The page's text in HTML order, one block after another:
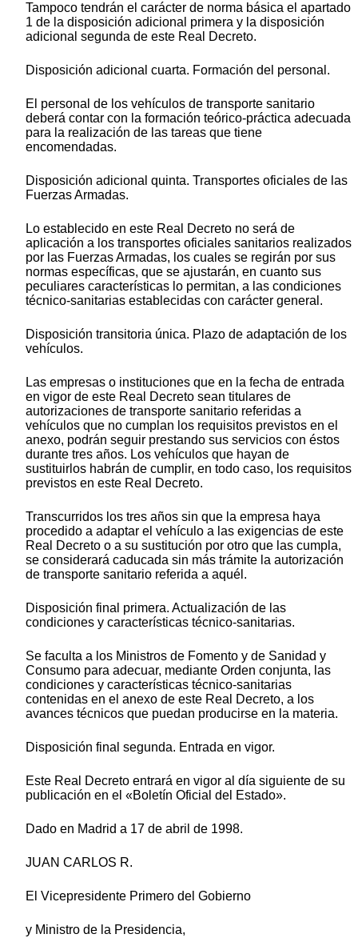
Tampoco tendrán el carácter de norma básica el apartado
1 de la disposición adicional primera y la disposición
adicional segunda de este Real Decreto.
Disposición adicional cuarta. Formación del personal.
El personal de los vehículos de transporte sanitario
deberá contar con la formación teórico-práctica adecuada
para la realización de las tareas que tiene
encomendadas.
Disposición adicional quinta. Transportes oficiales de las
Fuerzas Armadas.
Lo establecido en este Real Decreto no será de
aplicación a los transportes oficiales sanitarios realizados
por las Fuerzas Armadas, los cuales se regirán por sus
normas específicas, que se ajustarán, en cuanto sus
peculiares características lo permitan, a las condiciones
técnico-sanitarias establecidas con carácter general.
Disposición transitoria única. Plazo de adaptación de los
vehículos.
Las empresas o instituciones que en la fecha de entrada
en vigor de este Real Decreto sean titulares de
autorizaciones de transporte sanitario referidas a
vehículos que no cumplan los requisitos previstos en el
anexo, podrán seguir prestando sus servicios con éstos
durante tres años. Los vehículos que hayan de
sustituirlos habrán de cumplir, en todo caso, los requisitos
previstos en este Real Decreto.
Transcurridos los tres años sin que la empresa haya
procedido a adaptar el vehículo a las exigencias de este
Real Decreto o a su sustitución por otro que las cumpla,
se considerará caducada sin más trámite la autorización
de transporte sanitario referida a aquél.
Disposición final primera. Actualización de las
condiciones y características técnico-sanitarias.
Se faculta a los Ministros de Fomento y de Sanidad y
Consumo para adecuar, mediante Orden conjunta, las
condiciones y características técnico-sanitarias
contenidas en el anexo de este Real Decreto, a los
avances técnicos que puedan producirse en la materia.
Disposición final segunda. Entrada en vigor.
Este Real Decreto entrará en vigor al día siguiente de su
publicación en el «Boletín Oficial del Estado».
Dado en Madrid a 17 de abril de 1998.
JUAN CARLOS R.
El Vicepresidente Primero del Gobierno
y Ministro de la Presidencia,